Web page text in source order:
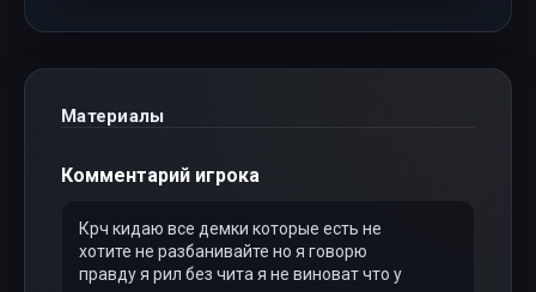
Материалы
Комментарий игрока
Крч кидаю все демки которые есть не
хотите не разбанивайте но я говорю
правду я рил без чита я не виноват что у